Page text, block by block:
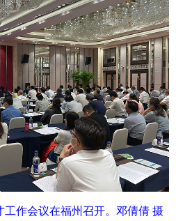
工作会议在福州召开。邓倩倩 摄